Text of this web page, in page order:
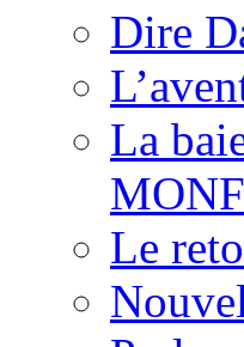
Dire
La
Le